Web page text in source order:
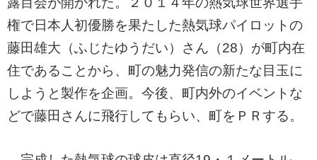
権で日本人初優勝を果たした熱気球パイロットの
藤田雄大（ふじたゆうだい）さん（28）が町内在
住であることから、町の魅力発信の新たな目玉に
しようと製作を企画。今後、町内外のイベントな
どで藤田さんに飛行してもらい、町をＰＲする。